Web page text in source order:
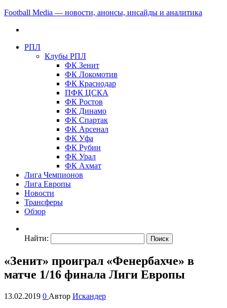
Football Media — новости, анонсы, инсайды и аналитика
РПЛ
Клубы РПЛ
ФК Зенит
ФК Локомотив
ФК Краснодар
ПФК ЦСКА
ФК Ростов
ФК Динамо
ФК Спартак
ФК Арсенал
ФК Уфа
ФК Рубин
ФК Урал
ФК Ахмат
Лига Чемпионов
Лига Европы
Новости
Трансферы
Обзор
Найти:
«Зенит» проиграл «Фенербахче» в
матче 1/16 финала Лиги Европы
13.02.2019 0 Автор Искандер